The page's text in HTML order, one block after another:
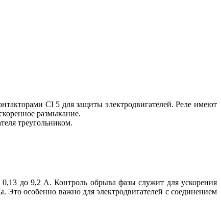
CI 5 для защиты электродвигателей. Реле имеют
размыкание.
треугольником.
до 9,2 A. Контроль обрыва фазы служит для ускорения
Это особенно важно для электродвигателей с соединением